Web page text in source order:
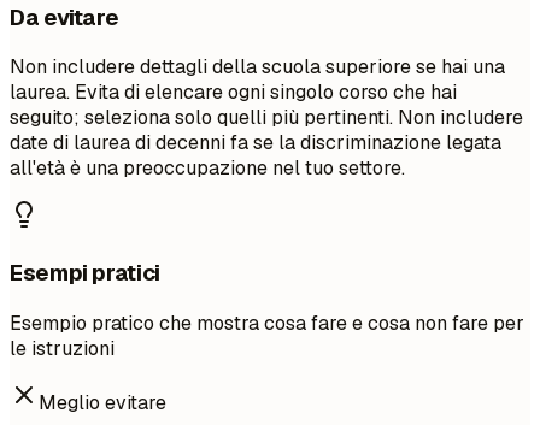
Da evitare
Non includere dettagli della scuola superiore se hai una
laurea. Evita di elencare ogni singolo corso che hai
seguito; seleziona solo quelli più pertinenti. Non includere
date di laurea di decenni fa se la discriminazione legata
all'età è una preoccupazione nel tuo settore.
Esempi pratici
Esempio pratico che mostra cosa fare e cosa non fare per
le istruzioni
Meglio evitare